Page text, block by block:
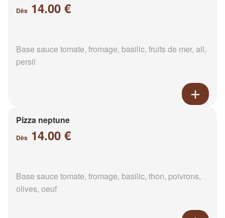
Dès 14.00 €
Base sauce tomate, fromage, basilic, fruits de mer, ail,
persil
Pizza neptune
Dès 14.00 €
Base sauce tomate, fromage, basilic, thon, poivrons,
olives, oeuf